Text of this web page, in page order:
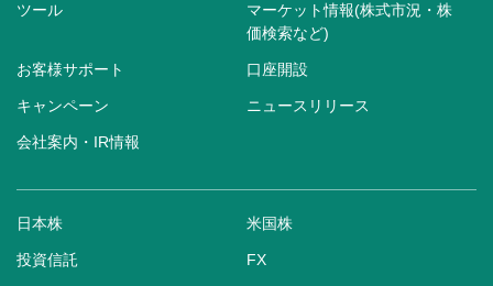
ツール
マーケット情報(株式市況・株
価検索など)
お客様サポート 口座開設
キャンペーン ニュースリリース
会社案内・IR情報
日本株 米国株
投資信託 FX